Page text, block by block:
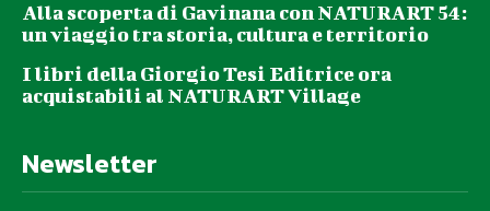
Alla scoperta di Gavinana con NATURART 54:
un viaggio tra storia, cultura e territorio
I libri della Giorgio Tesi Editrice ora
acquistabili al NATURART Village
Newsletter